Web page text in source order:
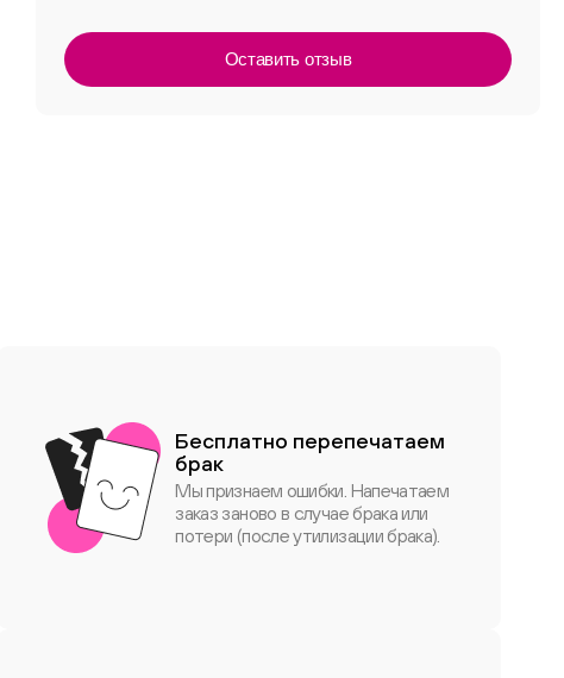
Оставить отзыв
Бесплатно перепечатаем
брак
Мы признаем ошибки. Напечатаем
заказ заново в случае брака или
потери (после утилизации брака).